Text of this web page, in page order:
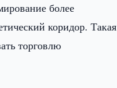
более
коридор. Такая
торговлю